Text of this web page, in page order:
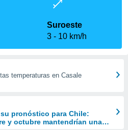
Suroeste
3
10 km/h
temperaturas en Casale
su pronóstico para Chile:
y octubre mantendrían una